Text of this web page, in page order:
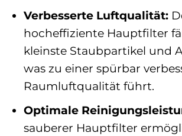
Verbesserte Luftqualität:
hocheffiziente Hauptfilter
kleinste Staubpartikel und
was zu einer spürbar
Raumluftqualität führt.
Optimale
sauberer Hauptfilter